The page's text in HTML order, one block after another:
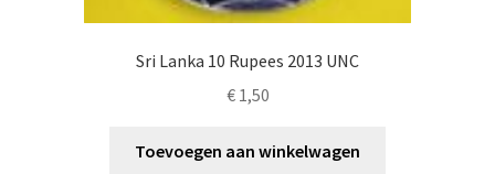
Sri Lanka 10 Rupees 2013 UNC
€1,50
Toevoegen aan winkelwagen